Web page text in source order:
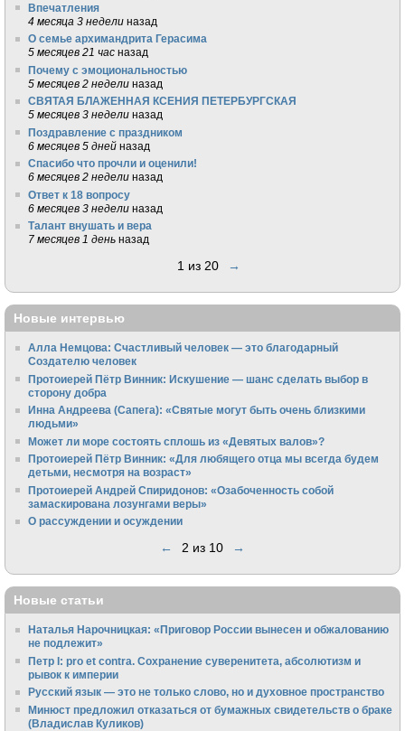
Впечатления
4 месяца 3 недели назад
О семье архимандрита Герасима
5 месяцев 21 час назад
Почему с эмоциональностью
5 месяцев 2 недели назад
СВЯТАЯ БЛАЖЕННАЯ КСЕНИЯ ПЕТЕРБУРГСКАЯ
5 месяцев 3 недели назад
Поздравление с праздником
6 месяцев 5 дней назад
Спасибо что прочли и оценили!
6 месяцев 2 недели назад
Ответ к 18 вопросу
6 месяцев 3 недели назад
Талант внушать и вера
7 месяцев 1 день назад
1 из 20 →
Новые интервью
Алла Немцова: Счастливый человек — это благодарный
Создателю человек
Протоиерей Пётр Винник: Искушение — шанс сделать выбор в
сторону добра
Инна Андреева (Сапега): «Святые могут быть очень близкими
людьми»
Может ли море состоять сплошь из «Девятых валов»?
Протоиерей Пётр Винник: «Для любящего отца мы всегда будем
детьми, несмотря на возраст»
Протоиерей Андрей Спиридонов: «Озабоченность собой
замаскирована лозунгами веры»
О рассуждении и осуждении
← 2 из 10 →
Новые статьи
Наталья Нарочницкая: «Приговор России вынесен и обжалованию
не подлежит»
Петр I: pro et contra. Сохранение суверенитета, абсолютизм и
рывок к империи
Русский язык — это не только слово, но и духовное пространство
Минюст предложил отказаться от бумажных свидетельств о браке
(Владислав Куликов)